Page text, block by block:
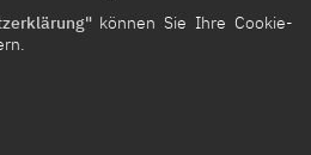
können Sie Ihre Cookie-